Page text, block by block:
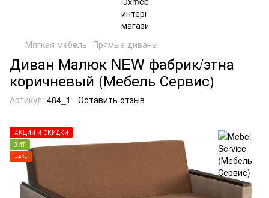
Мягкая мебель Прямые диваны
Диван Малюк NEW фабрик/этна
коричневый (Мебель Сервис)
Артикул: 484_1 Оставить отзыв
АКЦИИ И СКИДКИ
ХИТ
−4%